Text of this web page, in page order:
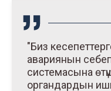
"Биз
авариянын
системасына
органдардын